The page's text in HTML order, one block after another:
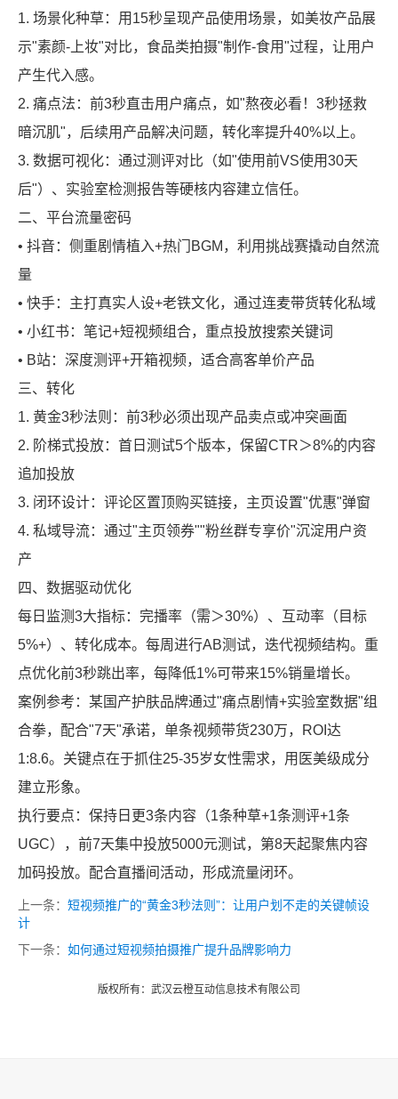
1. 场景化种草：用15秒呈现产品使用场景，如美妆产品展
示"素颜-上妆"对比，食品类拍摄"制作-食用"过程，让用户
产生代入感。
2. 痛点法：前3秒直击用户痛点，如"熬夜必看！3秒拯救
暗沉肌"，后续用产品解决问题，转化率提升40%以上。
3. 数据可视化：通过测评对比（如"使用前VS使用30天
后"）、实验室检测报告等硬核内容建立信任。
二、平台流量密码
• 抖音：侧重剧情植入+热门BGM，利用挑战赛撬动自然流
量
• 快手：主打真实人设+老铁文化，通过连麦带货转化私域
• 小红书：笔记+短视频组合，重点投放搜索关键词
• B站：深度测评+开箱视频，适合高客单价产品
三、转化
1. 黄金3秒法则：前3秒必须出现产品卖点或冲突画面
2. 阶梯式投放：首日测试5个版本，保留CTR＞8%的内容
追加投放
3. 闭环设计：评论区置顶购买链接，主页设置"优惠"弹窗
4. 私域导流：通过"主页领券""粉丝群专享价"沉淀用户资
产
四、数据驱动优化
每日监测3大指标：完播率（需＞30%）、互动率（目标
5%+）、转化成本。每周进行AB测试，迭代视频结构。重
点优化前3秒跳出率，每降低1%可带来15%销量增长。
案例参考：某国产护肤品牌通过"痛点剧情+实验室数据"组
合拳，配合"7天"承诺，单条视频带货230万，ROI达
1:8.6。关键点在于抓住25-35岁女性需求，用医美级成分
建立形象。
执行要点：保持日更3条内容（1条种草+1条测评+1条
UGC），前7天集中投放5000元测试，第8天起聚焦内容
加码投放。配合直播间活动，形成流量闭环。
上一条： 短视频推广的“黄金3秒法则”：让用户划不走的关键帧设
计
下一条： 如何通过短视频拍摄推广提升品牌影响力
版权所有：武汉云橙互动信息技术有限公司
X